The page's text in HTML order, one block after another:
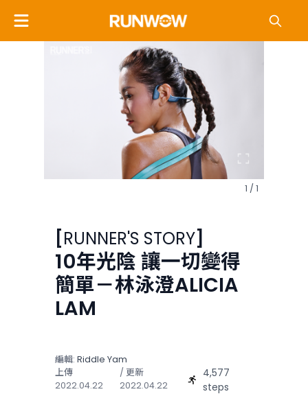
1 / 1
[RUNNER'S STORY]
10年光陰 讓一切變得
簡單－林泳澄ALICIA
LAM
編輯: Riddle Yam
上傳
2022.04.22
/ 更新
2022.04.22
4,577
steps